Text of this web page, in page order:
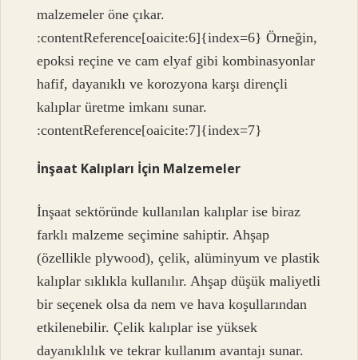
malzemeler öne çıkar.
:contentReference[oaicite:6]{index=6} Örneğin,
epoksi reçine ve cam elyaf gibi kombinasyonlar
hafif, dayanıklı ve korozyona karşı dirençli
kalıplar üretme imkanı sunar.
:contentReference[oaicite:7]{index=7}
İnşaat Kalıpları İçin Malzemeler
İnşaat sektöründe kullanılan kalıplar ise biraz
farklı malzeme seçimine sahiptir. Ahşap
(özellikle plywood), çelik, alüminyum ve plastik
kalıplar sıklıkla kullanılır. Ahşap düşük maliyetli
bir seçenek olsa da nem ve hava koşullarından
etkilenebilir. Çelik kalıplar ise yüksek
dayanıklılık ve tekrar kullanım avantajı sunar.